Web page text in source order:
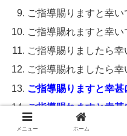
ご指導賜りますと幸い
ご指導賜れますと幸い
ご指導賜りましたら幸
ご指導賜れましたら幸
ご指導賜りますと幸甚
ご指導賜れますと幸甚
ご指導賜りましたら幸
メニュー ホーム